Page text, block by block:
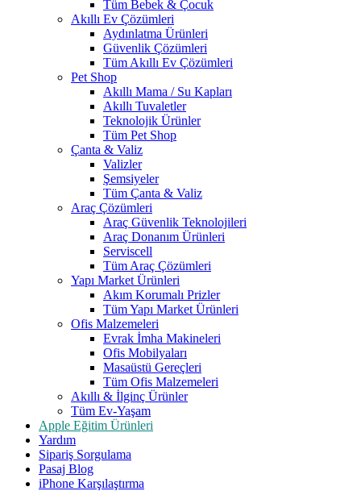
Tüm Bebek & Çocuk
Akıllı Ev Çözümleri
Aydınlatma Ürünleri
Güvenlik Çözümleri
Tüm Akıllı Ev Çözümleri
Pet Shop
Akıllı Mama / Su Kapları
Akıllı Tuvaletler
Teknolojik Ürünler
Tüm Pet Shop
Çanta & Valiz
Valizler
Şemsiyeler
Tüm Çanta & Valiz
Araç Çözümleri
Araç Güvenlik Teknolojileri
Araç Donanım Ürünleri
Serviscell
Tüm Araç Çözümleri
Yapı Market Ürünleri
Akım Korumalı Prizler
Tüm Yapı Market Ürünleri
Ofis Malzemeleri
Evrak İmha Makineleri
Ofis Mobilyaları
Masaüstü Gereçleri
Tüm Ofis Malzemeleri
Akıllı & İlginç Ürünler
Tüm Ev-Yaşam
Apple Eğitim Ürünleri
Yardım
Sipariş Sorgulama
Pasaj Blog
iPhone Karşılaştırma